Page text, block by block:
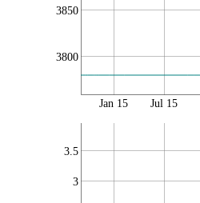
3800
3850
Jan 15 Jul 15
3
3.5